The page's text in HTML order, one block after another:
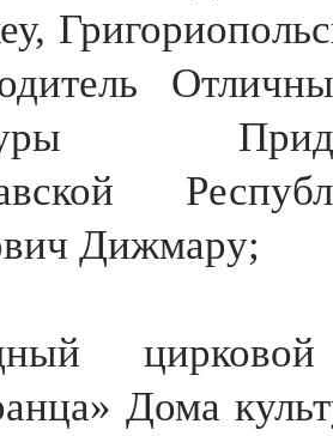
Дижмару;
цирковой
Дома